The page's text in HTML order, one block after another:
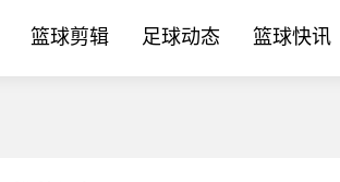
篮球剪辑 足球动态 篮球快讯